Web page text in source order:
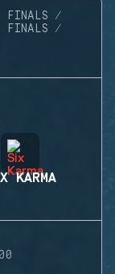
FINALS
FINALS
KARMA